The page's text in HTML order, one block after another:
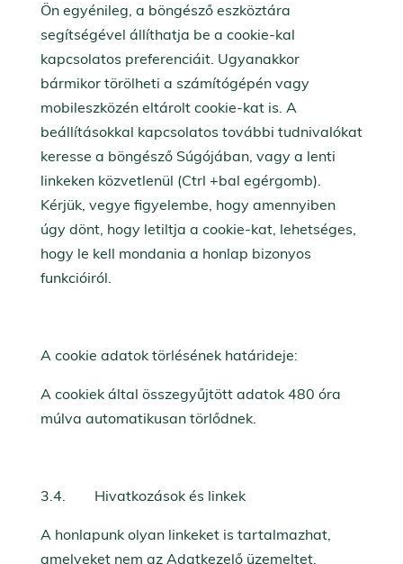
Ön egyénileg, a böngésző eszköztára
segítségével állíthatja be a cookie-kal
kapcsolatos preferenciáit. Ugyanakkor
bármikor törölheti a számítógépén vagy
mobileszközén eltárolt cookie-kat is. A
beállításokkal kapcsolatos további tudnivalókat
keresse a böngésző Súgójában, vagy a lenti
linkeken közvetlenül (Ctrl +bal egérgomb).
Kérjük, vegye figyelembe, hogy amennyiben
úgy dönt, hogy letiltja a cookie-kat, lehetséges,
hogy le kell mondania a honlap bizonyos
funkcióiról.
A cookie adatok törlésének határideje:
A cookiek által összegyűjtött adatok 480 óra
múlva automatikusan törlődnek.
3.4. Hivatkozások és linkek
A honlapunk olyan linkeket is tartalmazhat,
amelyeket nem az Adatkezelő üzemeltet,